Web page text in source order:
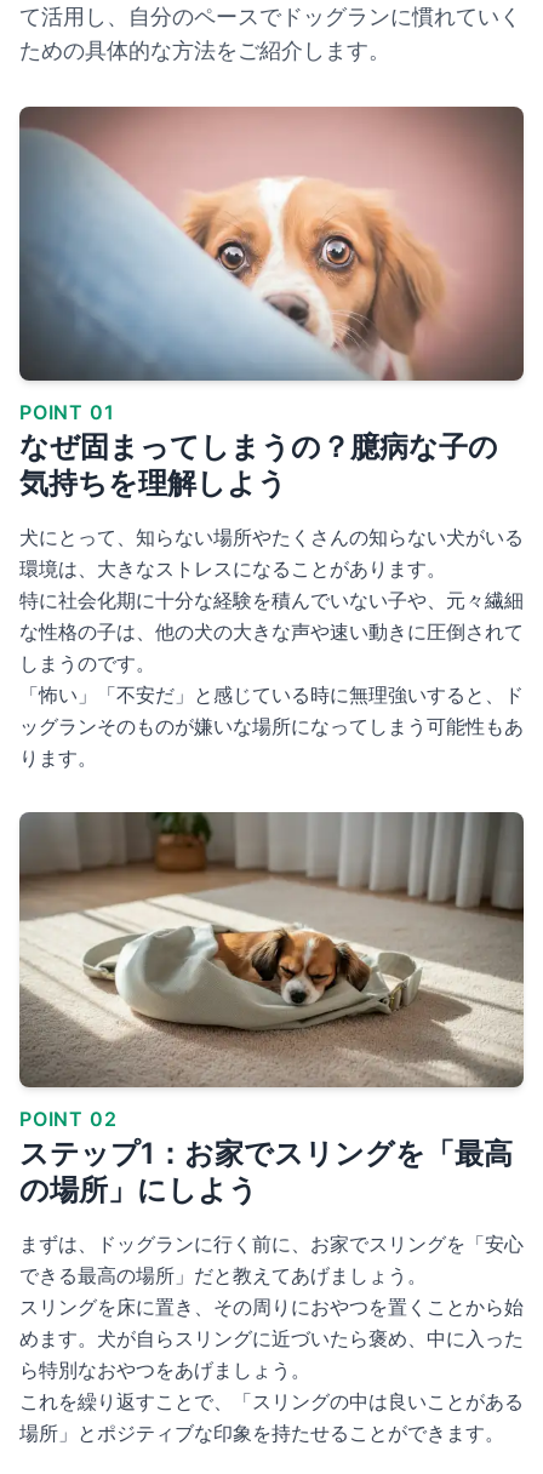
て活用し、自分のペースでドッグランに慣れていく
ための具体的な方法をご紹介します。
POINT 01
なぜ固まってしまうの？臆病な子の
気持ちを理解しよう
犬にとって、知らない場所やたくさんの知らない犬がいる
環境は、大きなストレスになることがあります。
特に社会化期に十分な経験を積んでいない子や、元々繊細
な性格の子は、他の犬の大きな声や速い動きに圧倒されて
しまうのです。
「怖い」「不安だ」と感じている時に無理強いすると、ド
ッグランそのものが嫌いな場所になってしまう可能性もあ
ります。
POINT 02
ステップ1：お家でスリングを「最高
の場所」にしよう
まずは、ドッグランに行く前に、お家でスリングを「安心
できる最高の場所」だと教えてあげましょう。
スリングを床に置き、その周りにおやつを置くことから始
めます。犬が自らスリングに近づいたら褒め、中に入った
ら特別なおやつをあげましょう。
これを繰り返すことで、「スリングの中は良いことがある
場所」とポジティブな印象を持たせることができます。